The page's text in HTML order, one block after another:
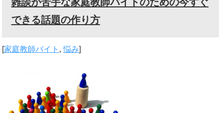
できる話題の作り方
[家庭教師バイト ,悩み